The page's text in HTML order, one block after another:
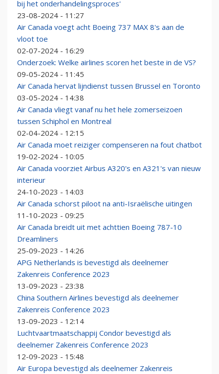
bij het onderhandelingsproces'
23-08-2024 - 11:27
Air Canada voegt acht Boeing 737 MAX 8's aan de
vloot toe
02-07-2024 - 16:29
Onderzoek: Welke airlines scoren het beste in de VS?
09-05-2024 - 11:45
Air Canada hervat lijndienst tussen Brussel en Toronto
03-05-2024 - 14:38
Air Canada vliegt vanaf nu het hele zomerseizoen
tussen Schiphol en Montreal
02-04-2024 - 12:15
Air Canada moet reiziger compenseren na fout chatbot
19-02-2024 - 10:05
Air Canada voorziet Airbus A320's en A321's van nieuw
interieur
24-10-2023 - 14:03
Air Canada schorst piloot na anti-Israëlische uitingen
11-10-2023 - 09:25
Air Canada breidt uit met achttien Boeing 787-10
Dreamliners
25-09-2023 - 14:26
APG Netherlands is bevestigd als deelnemer
Zakenreis Conference 2023
13-09-2023 - 23:38
China Southern Airlines bevestigd als deelnemer
Zakenreis Conference 2023
13-09-2023 - 12:14
Luchtvaartmaatschappij Condor bevestigd als
deelnemer Zakenreis Conference 2023
12-09-2023 - 15:48
Air Europa bevestigd als deelnemer Zakenreis